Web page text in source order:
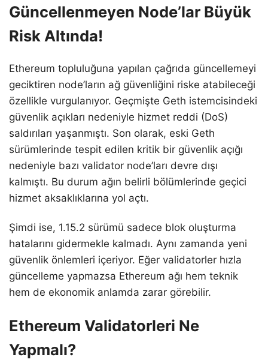
Güncellenmeyen Node’lar Büyük
Risk Altında!
Ethereum topluluğuna yapılan çağrıda güncellemeyi
geciktiren node’ların ağ güvenliğini riske atabileceği
özellikle vurgulanıyor. Geçmişte Geth istemcisindeki
güvenlik açıkları nedeniyle hizmet reddi (DoS)
saldırıları yaşanmıştı. Son olarak, eski Geth
sürümlerinde tespit edilen kritik bir güvenlik açığı
nedeniyle bazı validator node’ları devre dışı
kalmıştı. Bu durum ağın belirli bölümlerinde geçici
hizmet aksaklıklarına yol açtı.
Şimdi ise, 1.15.2 sürümü sadece blok oluşturma
hatalarını gidermekle kalmadı. Aynı zamanda yeni
güvenlik önlemleri içeriyor. Eğer validatorler hızla
güncelleme yapmazsa Ethereum ağı hem teknik
hem de ekonomik anlamda zarar görebilir.
Ethereum Validatorleri Ne
Yapmalı?